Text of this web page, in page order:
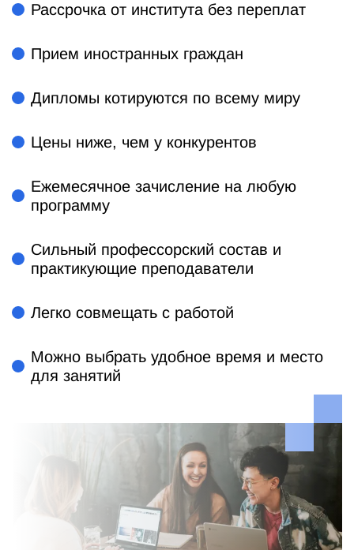
Рассрочка от института без переплат
Прием иностранных граждан
Дипломы котируются по всему миру
Цены ниже, чем у конкурентов
Ежемесячное зачисление на любую
программу
Сильный профессорский состав и
практикующие преподаватели
Легко совмещать с работой
Можно выбрать удобное время и место
для занятий